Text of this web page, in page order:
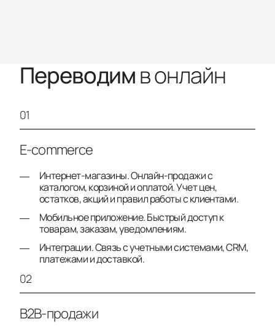
Переводимв онлайн
01
E-commerce
Интернет-магазины. Онлайн-продажи с
каталогом, корзиной и оплатой. Учет цен,
остатков, акций и правил работы с клиентами.
Мобильное приложение. Быстрый доступ к
товарам, заказам, уведомлениям.
Интеграции. Связь с учетными системами, CRM,
платежами и доставкой.
02
B2B-продажи